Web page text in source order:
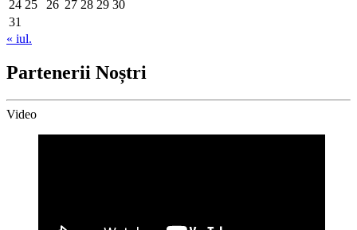
24 25 26 27 28 29 30
31
« iul.
Partenerii Noștri
Video